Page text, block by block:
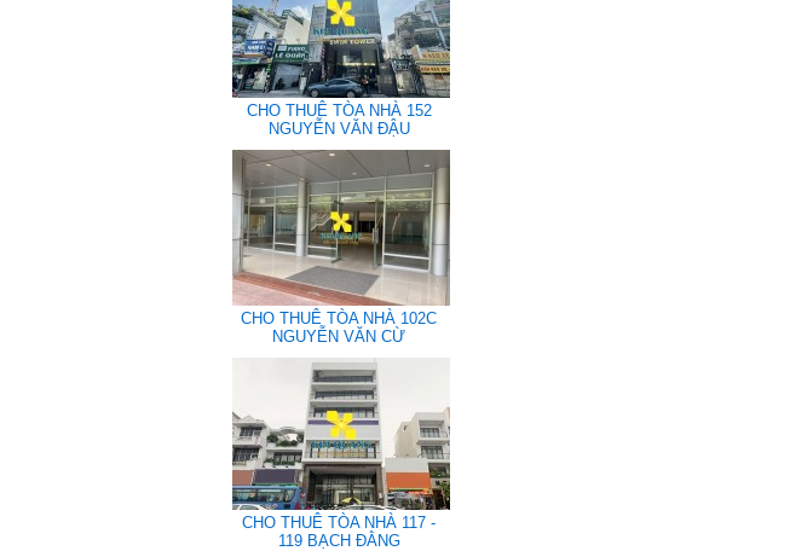
CHO THUÊ TÒA NHÀ 152
NGUYỄN VĂN ĐẬU
CHO THUÊ TÒA NHÀ 102C
NGUYỄN VĂN CỪ
CHO THUÊ TÒA NHÀ 117 -
119 BẠCH ĐẰNG